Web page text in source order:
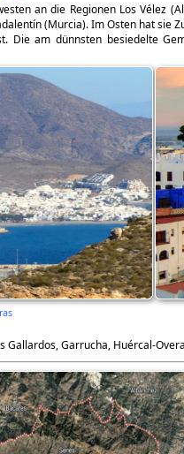
an die Regionen Los Vélez
(Murcia). Im Osten hat sie
am dünnsten besiedelte
Garrucha, Huércal-